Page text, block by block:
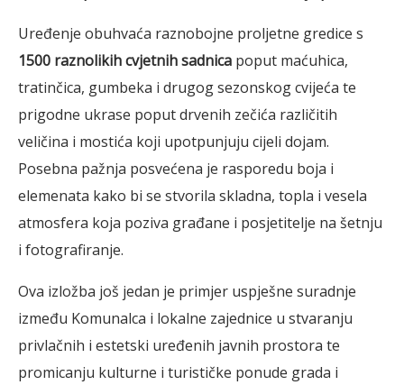
Uređenje obuhvaća raznobojne proljetne gredice s
1500 raznolikih cvjetnih sadnica poput maćuhica,
tratinčica, gumbeka i drugog sezonskog cvijeća te
prigodne ukrase poput drvenih zečića različitih
veličina i mostića koji upotpunjuju cijeli dojam.
Posebna pažnja posvećena je rasporedu boja i
elemenata kako bi se stvorila skladna, topla i vesela
atmosfera koja poziva građane i posjetitelje na šetnju
i fotografiranje.
Ova izložba još jedan je primjer uspješne suradnje
između Komunalca i lokalne zajednice u stvaranju
privlačnih i estetski uređenih javnih prostora te
promicanju kulturne i turističke ponude grada i